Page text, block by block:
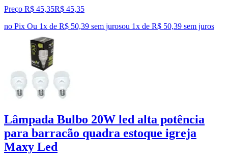
Preço R$ 45,35R$ 45,35
no Pix Ou 1x de R$ 50,39 sem jurosou 1x de R$ 50,39 sem juros
Lâmpada Bulbo 20W led alta potência
para barracão quadra estoque igreja
Maxy Led